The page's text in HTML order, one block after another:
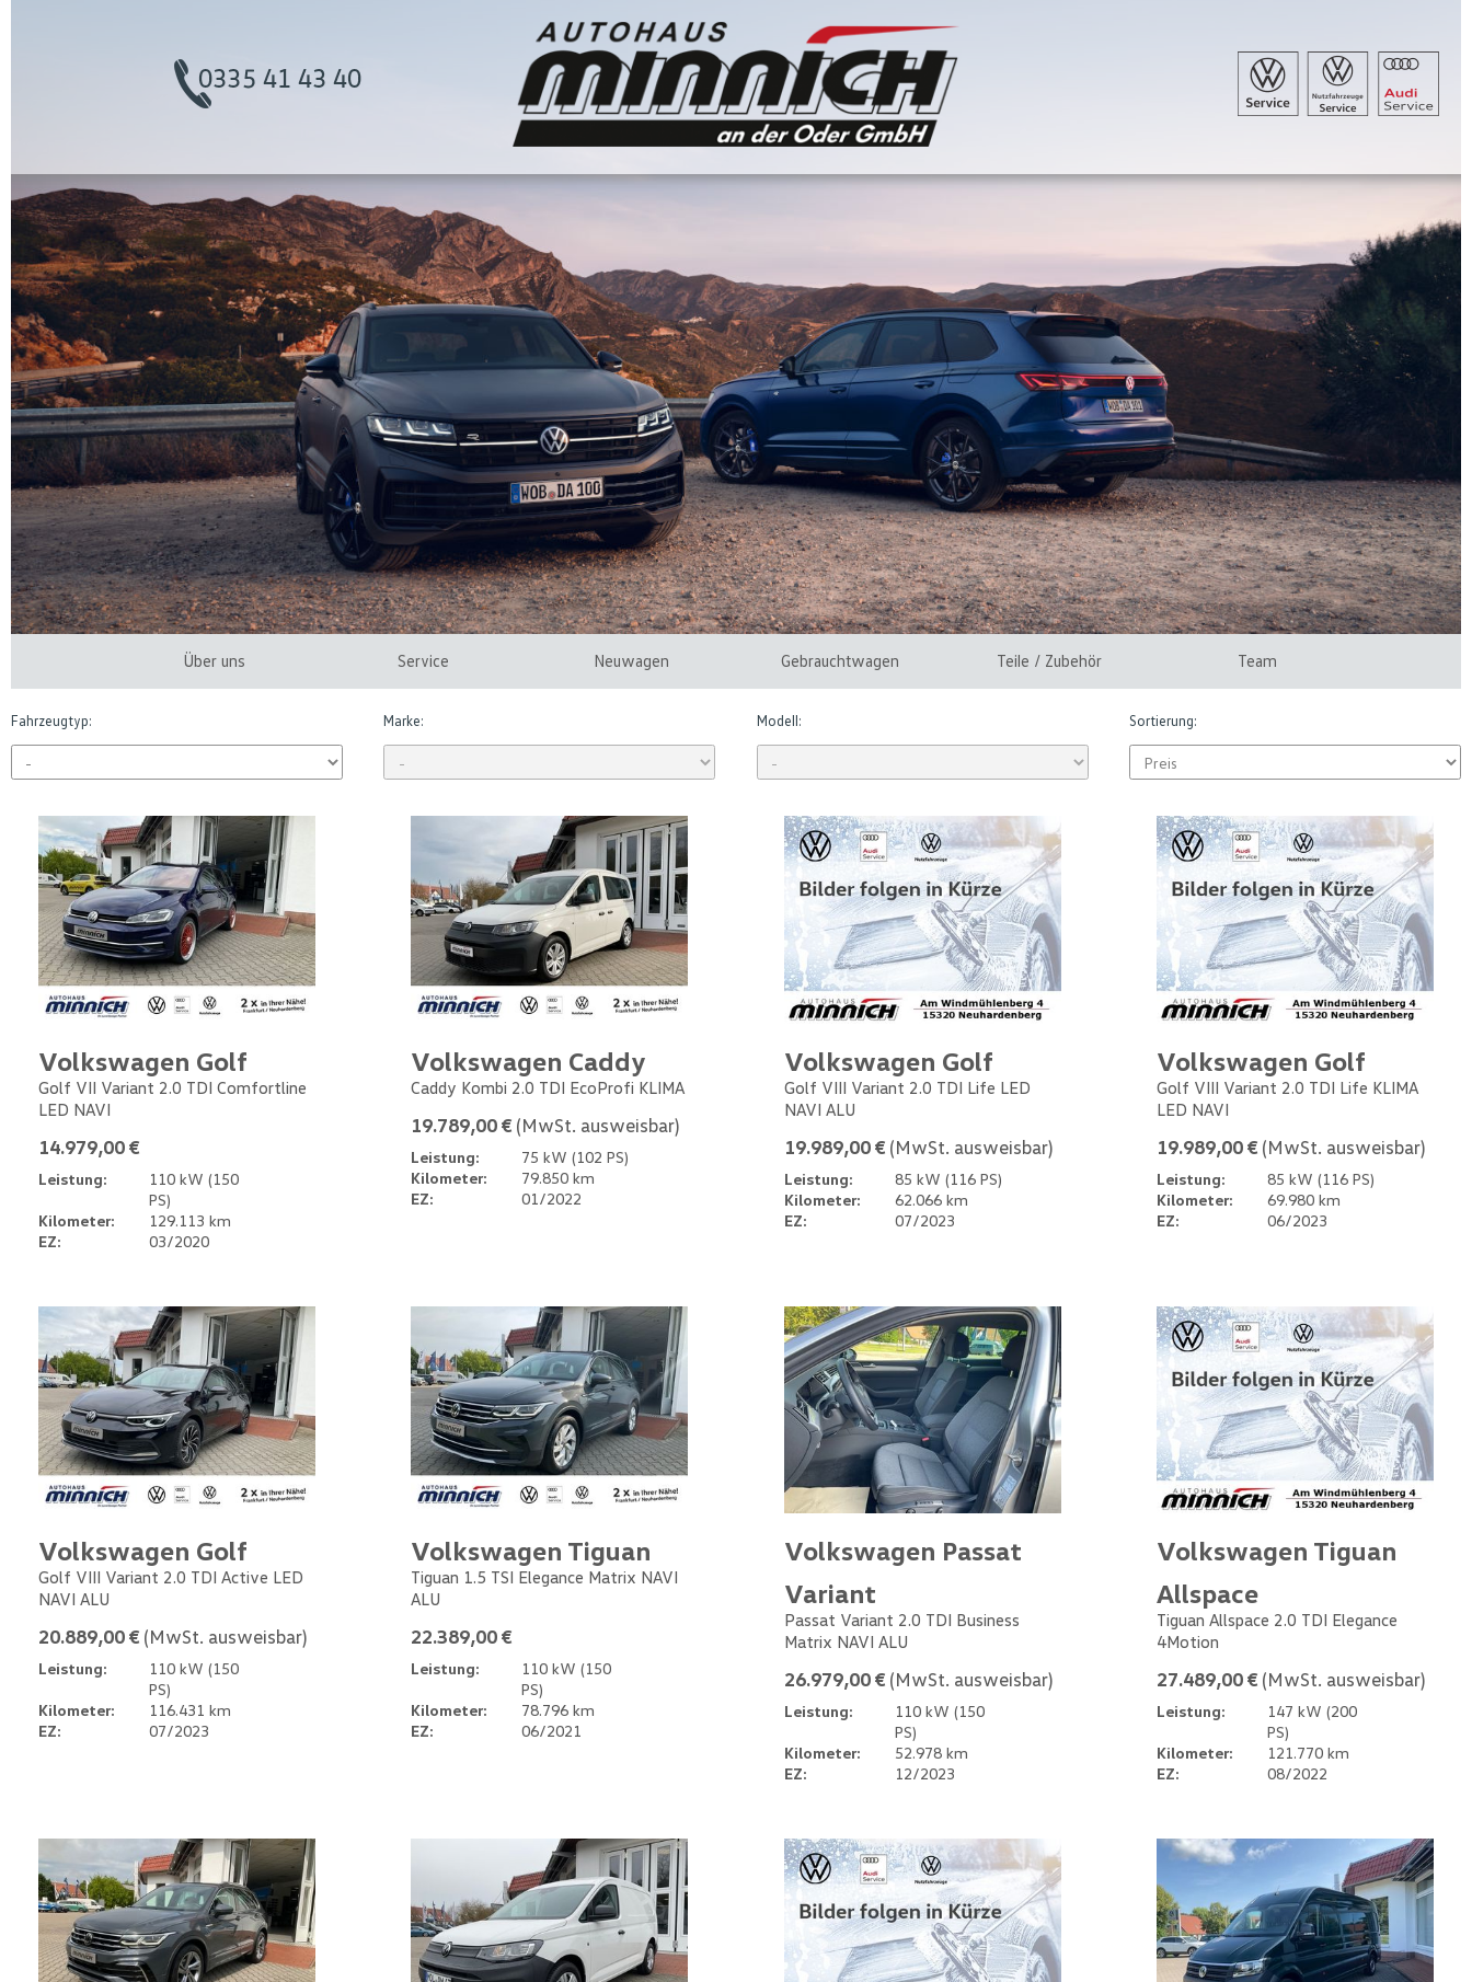
Über uns Service Neuwagen Gebrauchtwagen Teile / Zubehör Team
Fahrzeugtyp: Marke: Modell: Sortierung:
Volkswagen Golf
Golf VII Variant 2.0 TDI Comfortline
LED NAVI
14.979,00 €
Leistung:
110 kW (150
PS)
Kilometer:
129.113 km
EZ:
03/2020
Volkswagen Caddy
Caddy Kombi 2.0 TDI EcoProfi KLIMA
19.789,00 € (MwSt. ausweisbar)
Leistung:
75 kW (102 PS)
Kilometer:
79.850 km
EZ:
01/2022
Volkswagen Golf
Golf VIII Variant 2.0 TDI Life LED
NAVI ALU
19.989,00 € (MwSt. ausweisbar)
Leistung:
85 kW (116 PS)
Kilometer:
62.066 km
EZ:
07/2023
Volkswagen Golf
Golf VIII Variant 2.0 TDI Life KLIMA
LED NAVI
19.989,00 € (MwSt. ausweisbar)
Leistung:
85 kW (116 PS)
Kilometer:
69.980 km
EZ:
06/2023
Volkswagen Golf
Golf VIII Variant 2.0 TDI Active LED
NAVI ALU
20.889,00 € (MwSt. ausweisbar)
Leistung:
110 kW (150
PS)
Kilometer:
116.431 km
EZ:
07/2023
Volkswagen Tiguan
Tiguan 1.5 TSI Elegance Matrix NAVI
ALU
22.389,00 €
Leistung:
110 kW (150
PS)
Kilometer:
78.796 km
EZ:
06/2021
Volkswagen Passat
Variant
Passat Variant 2.0 TDI Business
Matrix NAVI ALU
26.979,00 € (MwSt. ausweisbar)
Leistung:
110 kW (150
PS)
Kilometer:
52.978 km
EZ:
12/2023
Volkswagen Tiguan
Allspace
Tiguan Allspace 2.0 TDI Elegance
4Motion
27.489,00 € (MwSt. ausweisbar)
Leistung:
147 kW (200
PS)
Kilometer:
121.770 km
EZ:
08/2022